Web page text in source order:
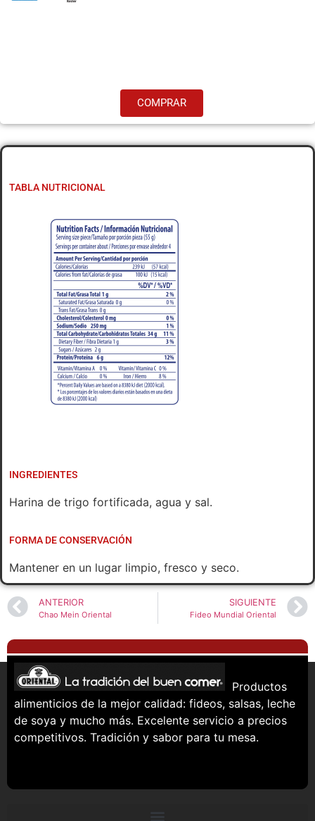
COMPRAR
TABLA NUTRICIONAL
INGREDIENTES
Harina de trigo fortificada, agua y sal.
FORMA DE CONSERVACIÓN
Mantener en un lugar limpio, fresco y seco.
ANTERIOR
Chao Mein Oriental
SIGUIENTE
Fideo Mundial Oriental
Productos
alimenticios de la mejor calidad: fideos, salsas, leche
de soya y mucho más. Excelente servicio a precios
competitivos. Tradición y sabor para tu mesa.